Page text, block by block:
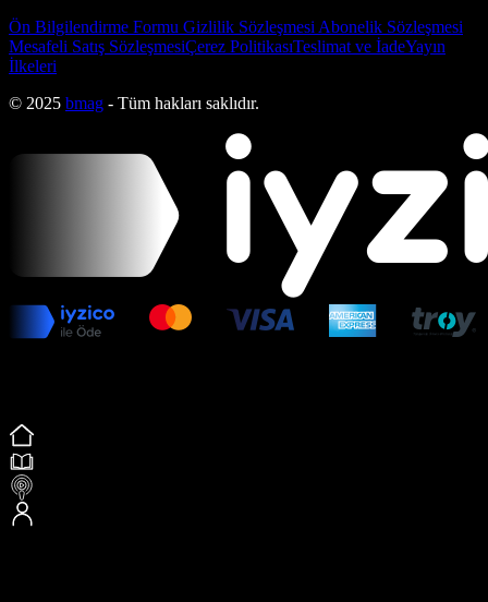
Ön Bilgilendirme Formu Gizlilik Sözleşmesi Abonelik Sözleşmesi
Mesafeli Satış SözleşmesiÇerez PolitikasıTeslimat ve İadeYayın
İlkeleri
© 2025 bmag - Tüm hakları saklıdır.